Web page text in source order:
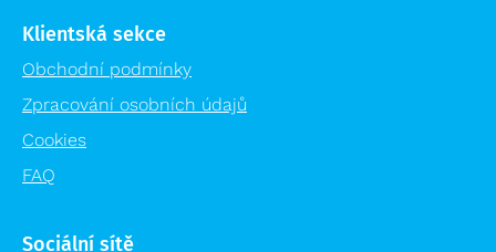
Klientská sekce
Obchodní podmínky
Zpracování osobních údajů
Cookies
FAQ
Sociální sítě